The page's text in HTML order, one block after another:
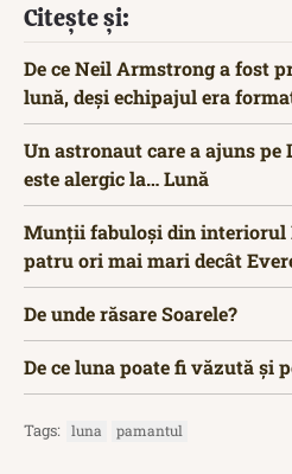
Citește și:
De ce Neil Armstrong a fost
lună, deși echipajul era
Un astronaut care a ajuns pe
este alergic la… Lună
Munții fabuloși din interiorul
patru ori mai mari decât
De unde răsare Soarele?
De ce luna poate fi văzută și
Tags: luna pamantul